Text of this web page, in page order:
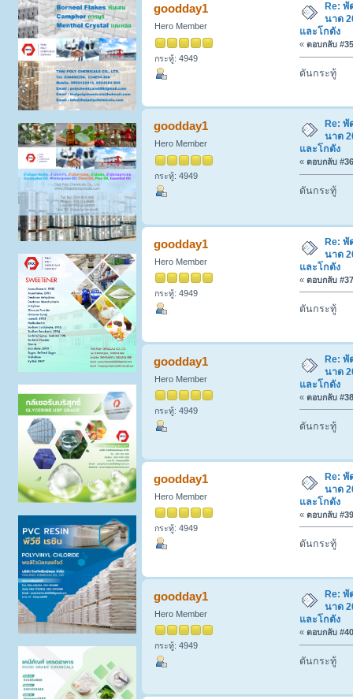
goodday1
Hero Member
กระทู้: 4949
Re:
นาด
และโกดัง
« ตอบกลับ
ดันกระทู้
goodday1
Hero Member
กระทู้: 4949
Re:
นาด
และโกดัง
« ตอบกลับ
ดันกระทู้
goodday1
Hero Member
กระทู้: 4949
Re: พั
นาด
และโกดัง
« ตอบกลับ
ดันกระทู้
goodday1
Hero Member
กระทู้: 4949
Re: พั
นาด
และโกดัง
« ตอบกลับ
ดันกระทู้
goodday1
Hero Member
กระทู้: 4949
Re:
นาด
และโกดัง
« ตอบกลับ
ดันกระทู้
goodday1
Hero Member
กระทู้: 4949
Re:
นาด
และโกดัง
« ตอบกลับ
ดันกระทู้